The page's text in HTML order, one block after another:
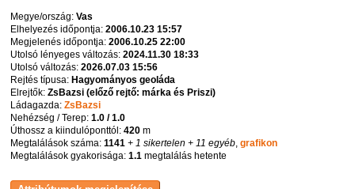
Megye/ország:Vas
Elhelyezés időpontja:2006.10.23 15:57
Megjelenés időpontja:2006.10.25 22:00
Utolsó lényeges változás:2024.11.30 18:33
Utolsó változás:2026.07.03 15:56
Rejtés típusa:Hagyományos geoláda
Elrejtők:ZsBazsi (előző rejtő: márka és Priszi)
Ládagazda:ZsBazsi
Nehézség / Terep:1.0 / 1.0
Úthossz a kiindulóponttól:420 m
Megtalálások száma:1141 + 1 sikertelen + 11 egyéb ,grafikon
Megtalálások gyakorisága:1.1 megtalálás hetente